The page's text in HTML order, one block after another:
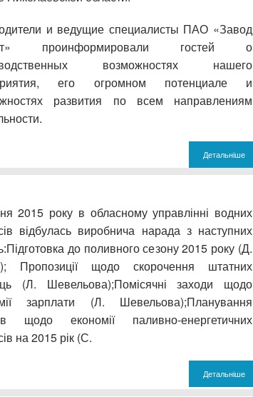
и ведущие специалисты ПАО «Завод
проинформировали гостей о
возможностях нашего
его огромном потенциале и
развития по всем направлениям
Детальніше
2015 року в обласному управлінні водних
відбулась виробнича нарада з наступних
до поливного сезону 2015 року (Д.
Пропозиції щодо скорочення штатних
(Л. Шевельова);Помісячні заходи щодо
зарплати (Л. Шевельова);Планування
щодо економії паливно-енергетичних
на 2015 рік (С.
Детальніше